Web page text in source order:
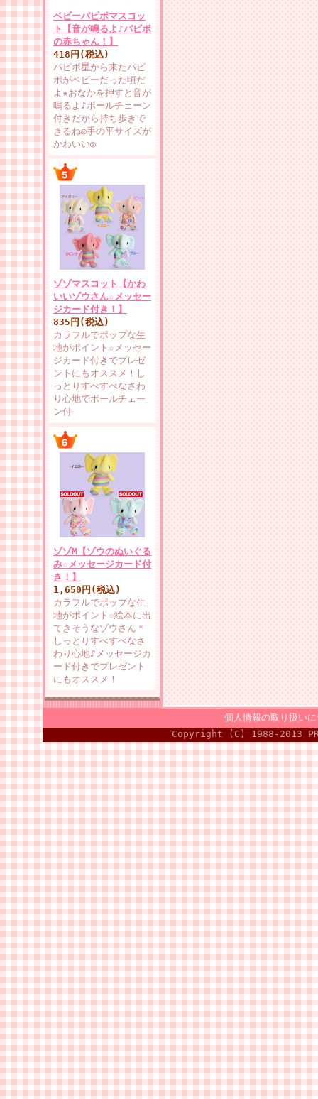
ベビーパピポマスコッ
ト【音が鳴るよ♪パピポ
の赤ちゃん！】
418円(税込)
パピポ星から来たパピ
ポがベビーだった頃だ
よ★おなかを押すと音が
鳴るよ♪ボールチェーン
付きだから持ち歩きで
きるね◎手の平サイズが
かわいい◎
ゾゾマスコット【かわ
いいゾウさん☆メッセー
ジカード付き！】
835円(税込)
カラフルでポップな生
地がポイント☆メッセー
ジカード付きでプレゼ
ントにもオススメ！し
っとりすべすべなさわ
り心地でボールチェー
ン付
ゾゾM【ゾウのぬいぐる
み☆メッセージカード付
き！】
1,650円(税込)
カラフルでポップな生
地がポイント☆絵本に出
てきそうなゾウさん＊
しっとりすべすべなさ
わり心地♪メッセージカ
ード付きでプレゼント
にもオススメ！
個人情報の取り扱い
Copyright (C) 1988-2013